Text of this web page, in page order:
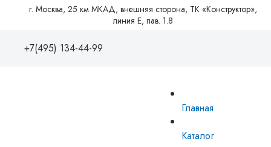
г. Москва, 25 км МКАД, внешняя сторона, ТК «Конструктор»,
линия Е, пав. 1.8
+7(495) 134-44-99
Главная
Каталог